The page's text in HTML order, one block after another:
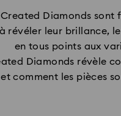
Created Diamonds
révéler leur brillance,
en tous points aux
Diamonds révèle
comment les pièces